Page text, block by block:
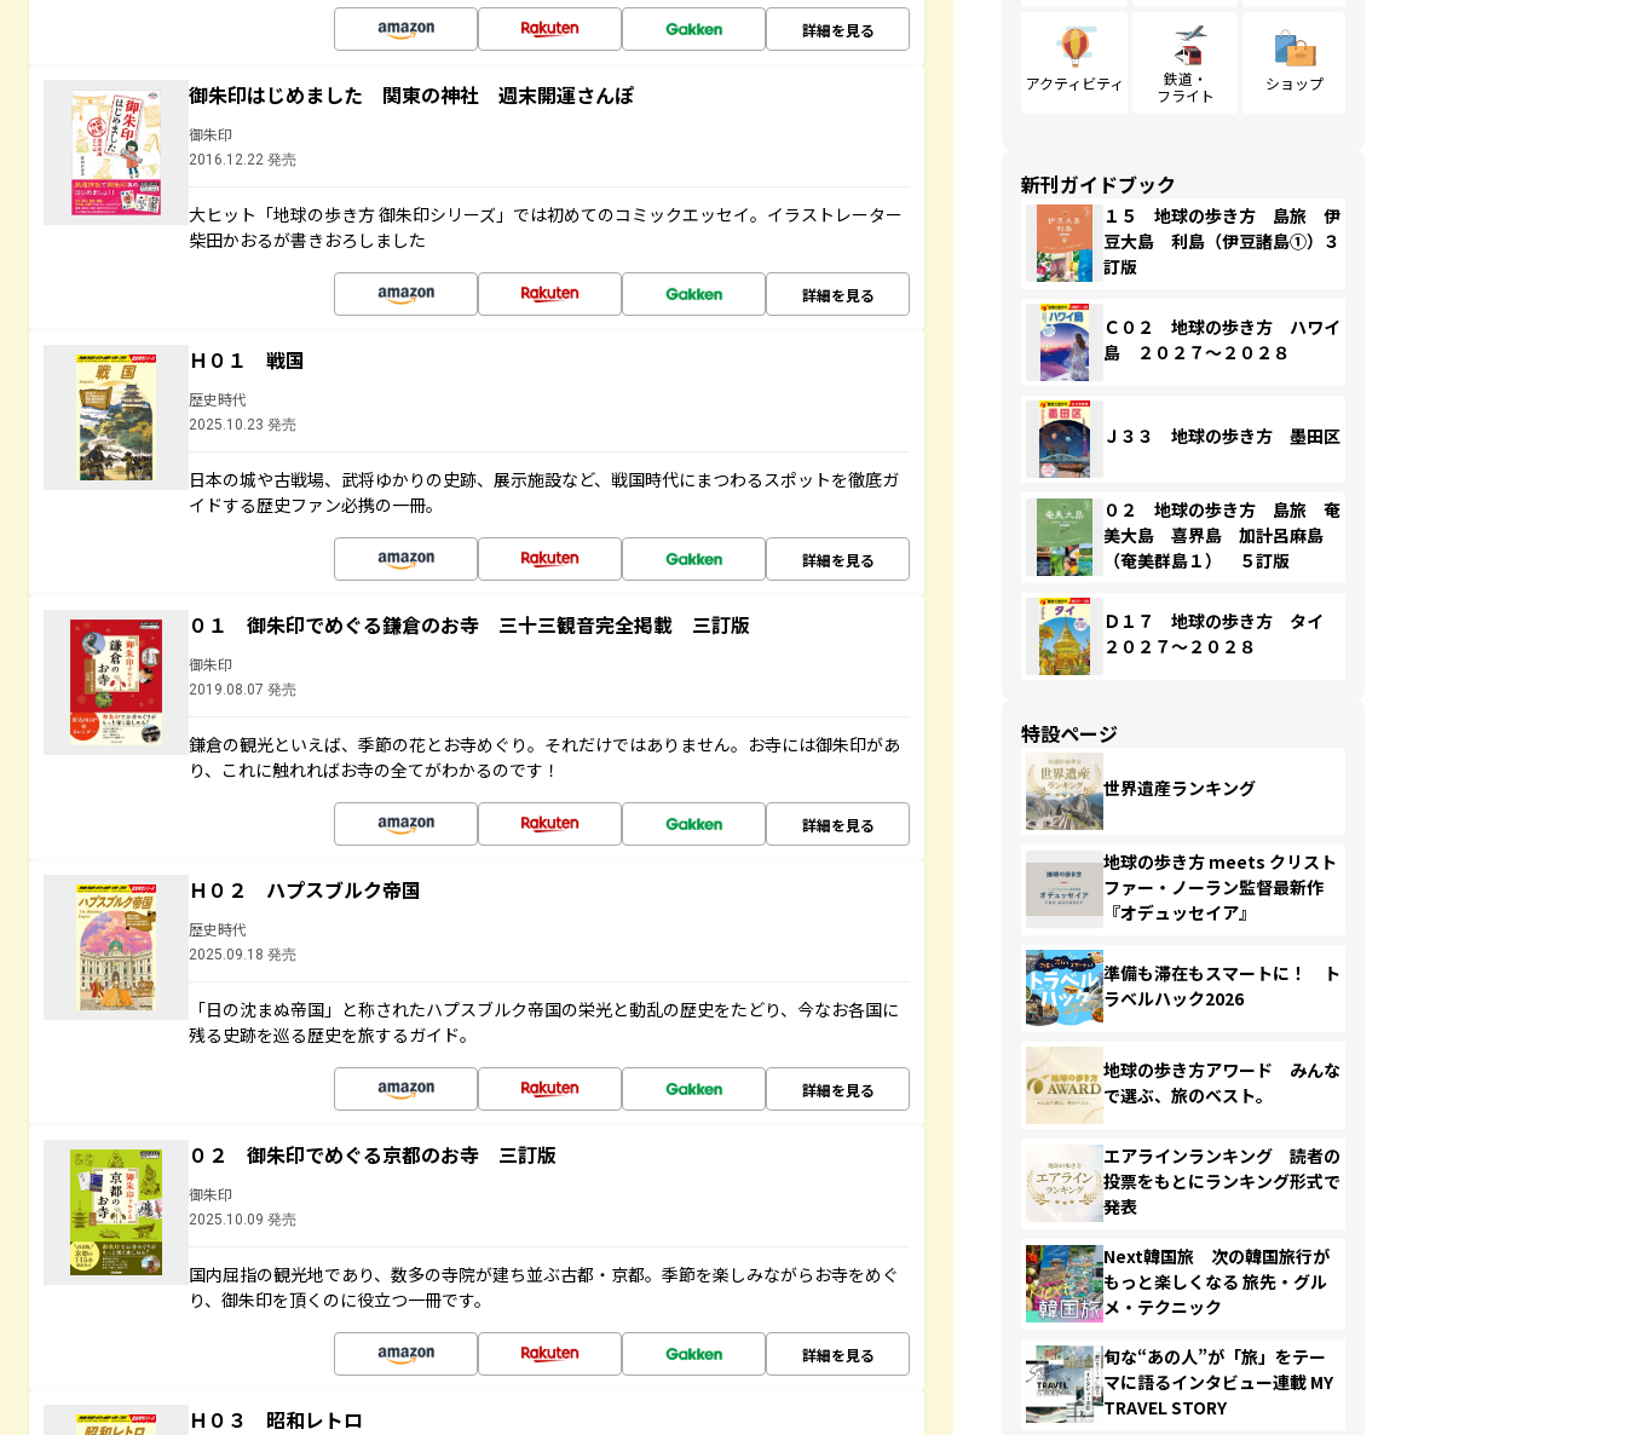
詳細を見る
御朱印はじめました 関東の神社 週末開運さんぽ
御朱印
2016.12.22 発売
大ヒット「地球の歩き方 御朱印シリーズ」では初めてのコミックエッセイ。イラストレーター
柴田かおるが書きおろしました
詳細を見る
Ｈ０１ 戦国
歴史時代
2025.10.23 発売
日本の城や古戦場、武将ゆかりの史跡、展示施設など、戦国時代にまつわるスポットを徹底ガ
イドする歴史ファン必携の一冊。
詳細を見る
０１ 御朱印でめぐる鎌倉のお寺 三十三観音完全掲載 三訂版
御朱印
2019.08.07 発売
鎌倉の観光といえば、季節の花とお寺めぐり。それだけではありません。お寺には御朱印があ
り、これに触れればお寺の全てがわかるのです！
詳細を見る
Ｈ０２ ハプスブルク帝国
歴史時代
2025.09.18 発売
「日の沈まぬ帝国」と称されたハプスブルク帝国の栄光と動乱の歴史をたどり、今なお各国に
残る史跡を巡る歴史を旅するガイド。
詳細を見る
０２ 御朱印でめぐる京都のお寺 三訂版
御朱印
2025.10.09 発売
国内屈指の観光地であり、数多の寺院が建ち並ぶ古都・京都。季節を楽しみながらお寺をめぐ
り、御朱印を頂くのに役立つ一冊です。
詳細を見る
Ｈ０３ 昭和レトロ
アクティビティ
鉄道・
フライト
ショップ
新刊ガイドブック
１５ 地球の歩き方 島旅 伊
豆大島 利島（伊豆諸島①）３
訂版
Ｃ０２ 地球の歩き方 ハワイ
島 ２０２７～２０２８
Ｊ３３ 地球の歩き方 墨田区
０２ 地球の歩き方 島旅 奄
美大島 喜界島 加計呂麻島
（奄美群島１） ５訂版
Ｄ１７ 地球の歩き方 タイ
２０２７～２０２８
特設ページ
世界遺産ランキング
地球の歩き方 meets クリスト
ファー・ノーラン監督最新作
『オデュッセイア』
準備も滞在もスマートに！ ト
ラベルハック2026
地球の歩き方アワード みんな
で選ぶ、旅のベスト。
エアラインランキング 読者の
投票をもとにランキング形式で
発表
Next韓国旅 次の韓国旅行が
もっと楽しくなる 旅先・グル
メ・テクニック
旬な“あの人”が「旅」をテー
マに語るインタビュー連載 MY
TRAVEL STORY